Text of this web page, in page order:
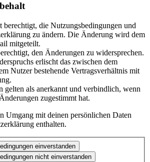
berechtigt, die Nutzungsbedingungen und
zu ändern. Die Änderung wird dem
mitgeteilt.
den Änderungen zu widersprechen.
erlischt das zwischen dem
Nutzer bestehende Vertragsverhältnis mit
gelten als anerkannt und verbindlich, wenn
zugestimmt hat.
Umgang mit deinen persönlichen Daten
enthalten.